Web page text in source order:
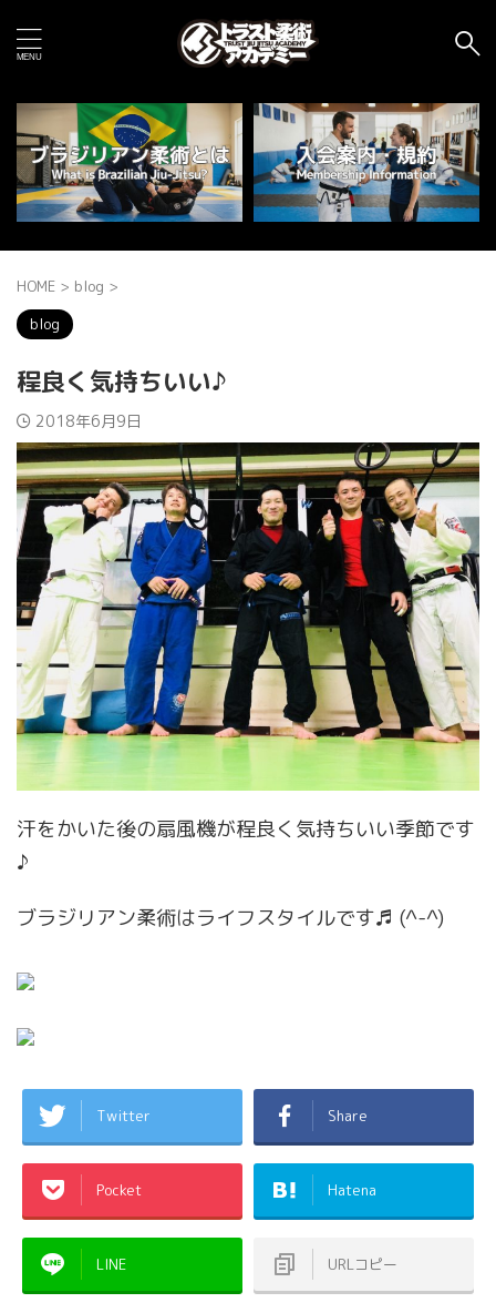
HOME > blog >
blog
程良く気持ちいい♪
2018年6月9日
汗をかいた後の扇風機が程良く気持ちいい季節です
♪
ブラジリアン柔術はライフスタイルです♬ (^-^)
Twitter Share
Pocket Hatena
LINE URLコピー